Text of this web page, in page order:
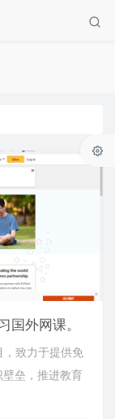
国外网课。
，致力于提供免
垒，推进教育